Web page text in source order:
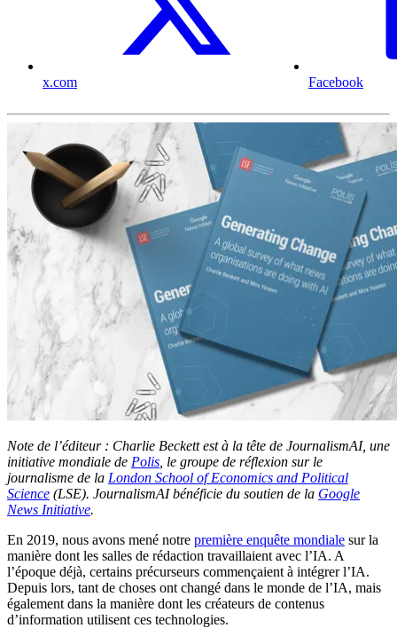
x.com Facebook
Note de l’éditeur : Charlie Beckett est à la tête de JournalismAI, une
initiative mondiale de Polis , le groupe de réflexion sur le
journalisme de la London School of Economics and Political
Science (LSE). JournalismAI bénéficie du soutien de la Google
News Initiative.
En 2019, nous avons mené notre première enquête mondiale sur la
manière dont les salles de rédaction travaillaient avec l’IA. A
l’époque déjà, certains précurseurs commençaient à intégrer l’IA.
Depuis lors, tant de choses ont changé dans le monde de l’IA, mais
également dans la manière dont les créateurs de contenus
d’information utilisent ces technologies.